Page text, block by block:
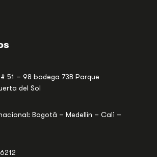
51 – 98 bodega 73B Parque
del Sol
Bogotá – Medellín – Cali –